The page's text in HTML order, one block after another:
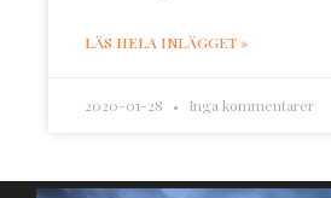
LÄS HELA INLÄGGET »
2020-01-28 Inga kommentarer